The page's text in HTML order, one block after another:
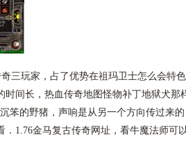
三玩家，占了优势在祖玛卫士怎么会特
间长，热血传奇地图怪物补丁地狱犬那
笨的野猪，声响是从另一个方向传过来
1.76金马复古传奇网址，看牛魔法师可